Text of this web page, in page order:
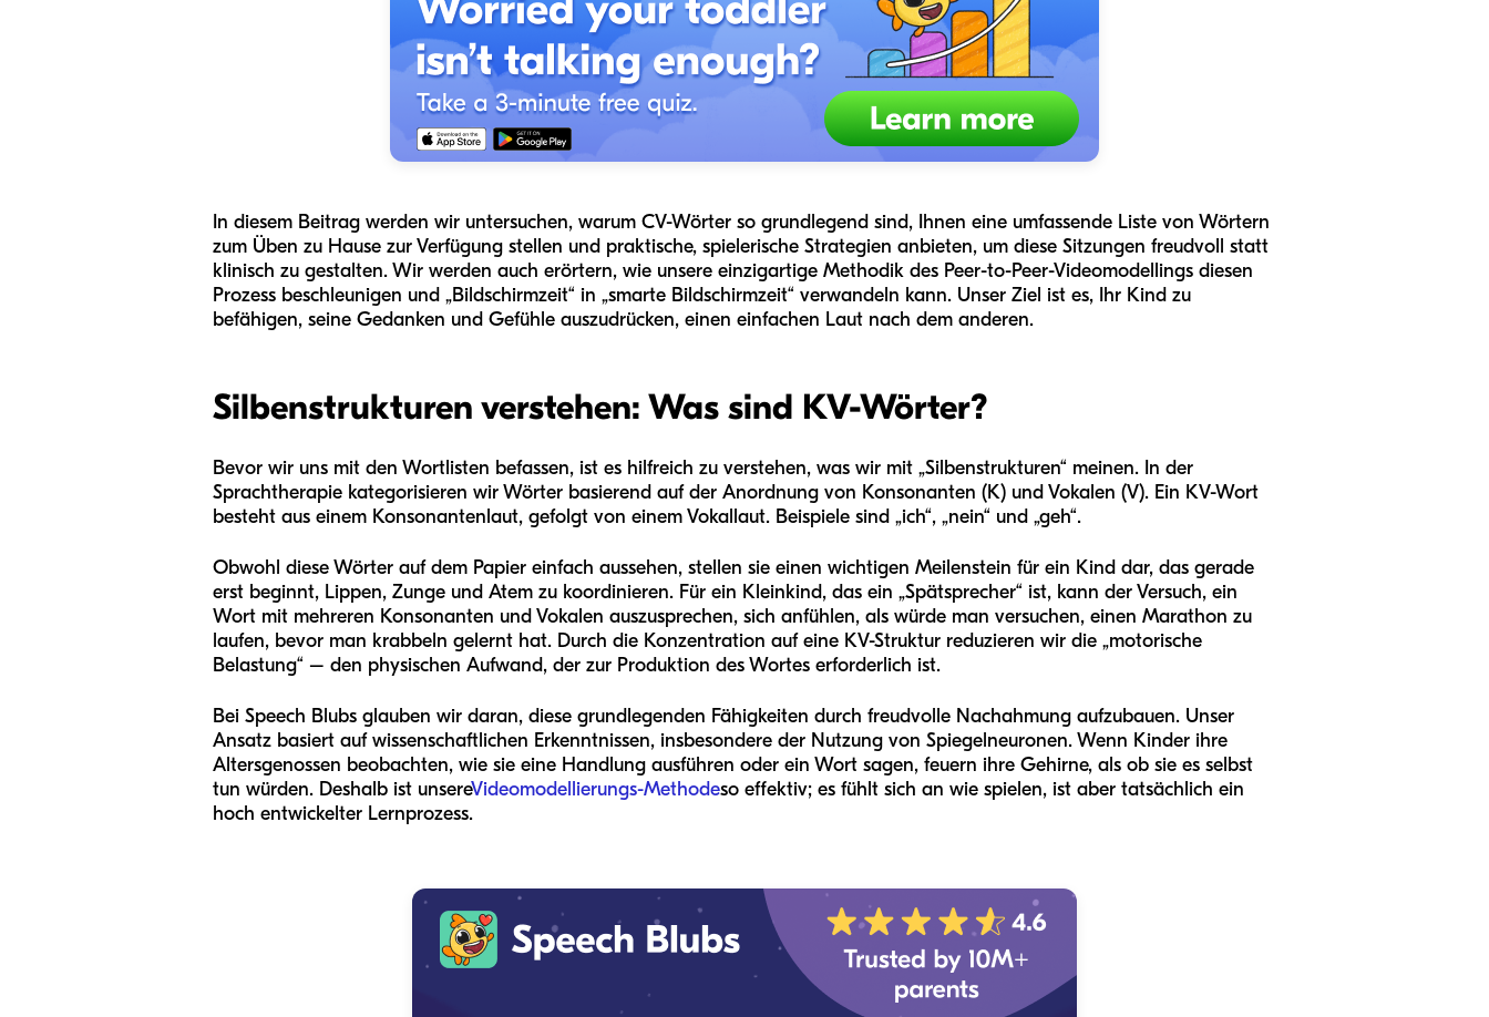
In diesem Beitrag werden wir untersuchen, warum CV-Wörter so grundlegend sind, Ihnen eine umfassende Liste von Wörtern
zum Üben zu Hause zur Verfügung stellen und praktische, spielerische Strategien anbieten, um diese Sitzungen freudvoll statt
klinisch zu gestalten. Wir werden auch erörtern, wie unsere einzigartige Methodik des Peer-to-Peer-Videomodellings diesen
Prozess beschleunigen und „Bildschirmzeit“ in „smarte Bildschirmzeit“ verwandeln kann. Unser Ziel ist es, Ihr Kind zu
befähigen, seine Gedanken und Gefühle auszudrücken, einen einfachen Laut nach dem anderen.
Silbenstrukturen verstehen: Was sind KV-Wörter?
Bevor wir uns mit den Wortlisten befassen, ist es hilfreich zu verstehen, was wir mit „Silbenstrukturen“ meinen. In der
Sprachtherapie kategorisieren wir Wörter basierend auf der Anordnung von Konsonanten (K) und Vokalen (V). Ein KV-Wort
besteht aus einem Konsonantenlaut, gefolgt von einem Vokallaut. Beispiele sind „ich“, „nein“ und „geh“.
Obwohl diese Wörter auf dem Papier einfach aussehen, stellen sie einen wichtigen Meilenstein für ein Kind dar, das gerade
erst beginnt, Lippen, Zunge und Atem zu koordinieren. Für ein Kleinkind, das ein „Spätsprecher“ ist, kann der Versuch, ein
Wort mit mehreren Konsonanten und Vokalen auszusprechen, sich anfühlen, als würde man versuchen, einen Marathon zu
laufen, bevor man krabbeln gelernt hat. Durch die Konzentration auf eine KV-Struktur reduzieren wir die „motorische
Belastung“ – den physischen Aufwand, der zur Produktion des Wortes erforderlich ist.
Bei Speech Blubs glauben wir daran, diese grundlegenden Fähigkeiten durch freudvolle Nachahmung aufzubauen. Unser
Ansatz basiert auf wissenschaftlichen Erkenntnissen, insbesondere der Nutzung von Spiegelneuronen. Wenn Kinder ihre
Altersgenossen beobachten, wie sie eine Handlung ausführen oder ein Wort sagen, feuern ihre Gehirne, als ob sie es selbst
tun würden. Deshalb ist unsereVideomodellierungs-Methodeso effektiv; es fühlt sich an wie spielen, ist aber tatsächlich ein
hoch entwickelter Lernprozess.